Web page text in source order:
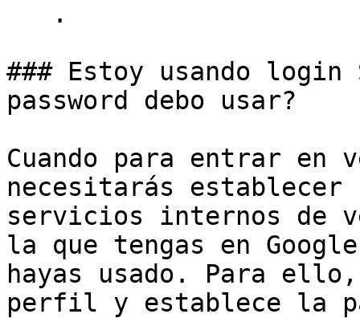
### Estoy usando login
password debo usar?
Cuando para entrar
necesitarás establecer
servicios internos de
la que tengas en
hayas usado. Para
perfil y establece la